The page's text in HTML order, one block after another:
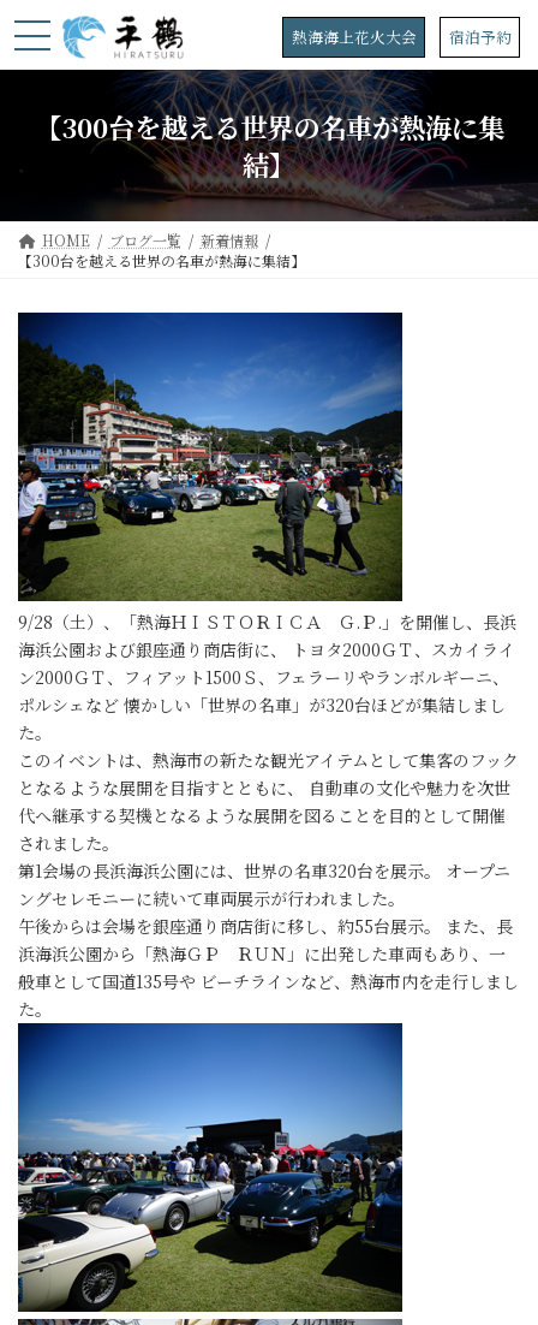
ン
プ
ビ
動
熱海海上花火大会 宿泊予約
【300台を越える世界の名車が熱海に集
結】
HOME ブログ一覧
新着情報
【300台を越える世界の名車が熱海に集結】
9/28（土）、「熱海ＨＩＳＴＯＲＩＣＡ Ｇ.Ｐ.」を開催し、長浜
海浜公園および銀座通り商店街に、 トヨタ2000ＧＴ、スカイライ
ン2000ＧＴ、フィアット1500Ｓ、フェラーリやランボルギーニ、
ポルシェなど 懐かしい「世界の名車」が320台ほどが集結しまし
た。
このイベントは、熱海市の新たな観光アイテムとして集客のフック
となるような展開を目指すとともに、 自動車の文化や魅力を次世
代へ継承する契機となるような展開を図ることを目的として開催
されました。
第1会場の長浜海浜公園には、世界の名車320台を展示。 オープニ
ングセレモニーに続いて車両展示が行われました。
午後からは会場を銀座通り商店街に移し、約55台展示。 また、長
浜海浜公園から「熱海ＧＰ ＲＵＮ」に出発した車両もあり、一
般車として国道135号や ビーチラインなど、熱海市内を走行しまし
た。